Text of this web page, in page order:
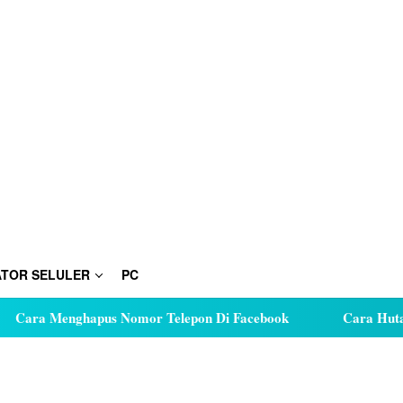
SELULER PC
Nomor Telepon Di Facebook Cara Hutang Kuota